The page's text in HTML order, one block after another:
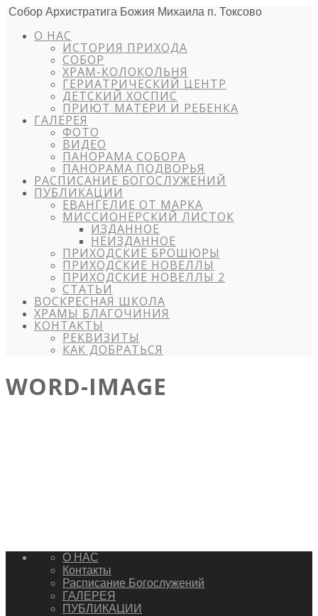
Собор Архистратига Божия Михаила п. Токсово
О НАС
ИСТОРИЯ ПРИХОДА
СОБОР
ХРАМ-КОЛОКОЛЬНЯ
ГЕРИАТРИЧЕСКИЙ ЦЕНТР
ДЕТСКИЙ ХОСПИС
ПРИЮТ МАТЕРИ И РЕБЕНКА
ГАЛЕРЕЯ
ФОТО
ВИДЕО
ПАНОРАМА СОБОРА
ПАНОРАМА ПОДВОРЬЯ
РАСПИСАНИЕ БОГОСЛУЖЕНИЙ
ПУБЛИКАЦИИ
ЕВАНГЕЛИЕ ОТ МАРКА
МИССИОНЕРСКИЙ ЛИСТОК
ИЗДАННОЕ
НЕИЗДАННОЕ
ПРИХОДСКИЕ БРОШЮРЫ
ПРИХОДСКИЕ НОВЕЛЛЫ
ПРИХОДСКИЕ НОВЕЛЛЫ 2
СТАТЬИ
ВОСКРЕСНАЯ ШКОЛА
ХРАМЫ БЛАГОЧИНИЯ
КОНТАКТЫ
РЕКВИЗИТЫ
КАК ДОБРАТЬСЯ
WORD-IMAGE
О НАС
Контакты
Расписание Богослужений
ГАЛЕРЕЯ
ПУБЛИКАЦИИ